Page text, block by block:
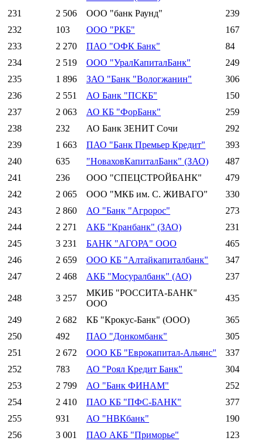
231
2 506 ООО "банк Раунд"
239
232
103 ООО "РКБ"
167
233
2 270 ПАО "ОФК Банк"
84
234
2 519 ООО "УралКапиталБанк"
249
235
1 896 ЗАО "Банк "Вологжанин"
306
236
2 551 АО Банк "ПСКБ"
150
237
2 063 АО КБ "ФорБанк"
259
238
232 АО Банк ЗЕНИТ Сочи
292
239
1 663 ПАО "Банк Премьер Кредит"
393
240
635 "НоваховКапиталБанк" (ЗАО)
487
241
236 ООО "СПЕЦСТРОЙБАНК"
479
242
2 065 ООО "МКБ им. С. ЖИВАГО"
330
243
2 860 АО "Банк "Агророс"
273
244
2 271 АКБ "Кранбанк" (ЗАО)
231
245
3 231 БАНК "АГОРА" ООО
465
246
2 659 ООО КБ "Алтайкапиталбанк"
347
247
2 468 АКБ "Мосуралбанк" (АО) 237
248 3 257
МКИБ "РОССИТА-БАНК"
ООО
435
249 2 682 КБ "Крокус-Банк" (ООО)
365
250
492 ПАО "Донкомбанк"
305
251
2 672 ООО КБ "Еврокапитал-Альянс"
337
252
783 АО "Роял Кредит Банк"
304
253
2 799 АО "Банк ФИНАМ"
252
254
2 410 ПАО КБ "ПФС-БАНК"
377
255
931 АО "НВКбанк"
190
256
3 001 ПАО АКБ "Приморье" 123